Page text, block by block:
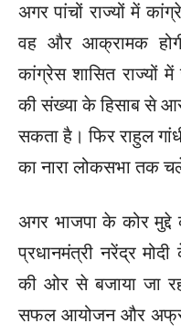
अगर पांचों राज्यों में
वह और आक्रामक
कांग्रेस शासित राज्यों
की संख्या के हिसाब से
सकता है। फिर राहुल
का नारा लोकसभा तक
अगर भाजपा के कोर
प्रधानमंत्री नरेंद्र
की ओर से बजाया जा
सफल आयोजन और